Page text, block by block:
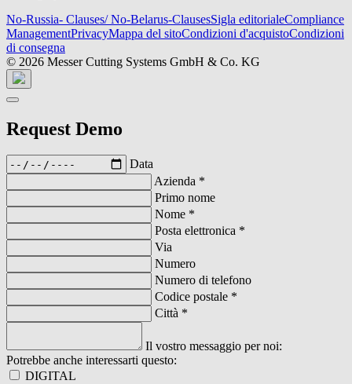
No-Russia- Clauses/ No-Belarus-ClausesSigla editorialeCompliance
ManagementPrivacyMappa del sitoCondizioni d'acquistoCondizioni
di consegna
© 2026 Messer Cutting Systems GmbH & Co. KG
Request Demo
Data
Azienda *
Primo nome
Nome *
Posta elettronica *
Via
Numero
Numero di telefono
Codice postale *
Città *
Il vostro messaggio per noi:
Potrebbe anche interessarti questo:
DIGITAL